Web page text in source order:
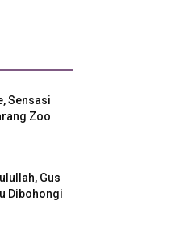
Sensasi
Zoo
Gus
Dibohongi